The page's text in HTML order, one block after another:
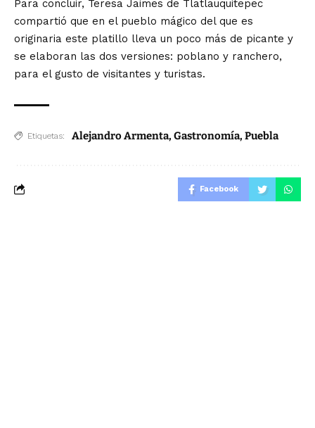
Para concluir, Teresa Jaimes de Tlatlauquitepec
compartió que en el pueblo mágico del que es
originaria este platillo lleva un poco más de picante y
se elaboran las dos versiones: poblano y ranchero,
para el gusto de visitantes y turistas.
Etiquetas: Alejandro Armenta, Gastronomía, Puebla
Facebook